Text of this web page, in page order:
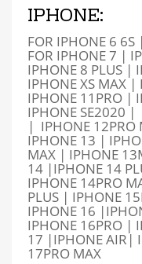
IPHONE:
FOR IPHONE 6
FOR IPHONE 7 |
IPHONE 8 PLUS |
IPHONE XS MAX
IPHONE 11PRO |
IPHONE SE2020
| IPHONE
IPHONE 13 |
MAX | IPHONE
14 |IPHONE 14
IPHONE 14PRO
PLUS | IPHONE
IPHONE 16
IPHONE 16PRO |
17 |IPHONE AIR|
17PRO MAX